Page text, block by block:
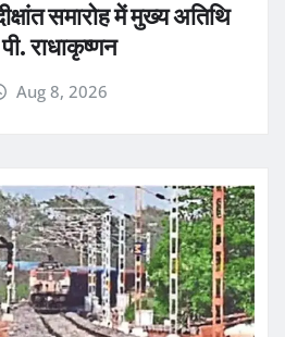
समारोह में मुख्य अतिथि
राधाकृष्णन
Aug 8, 2026